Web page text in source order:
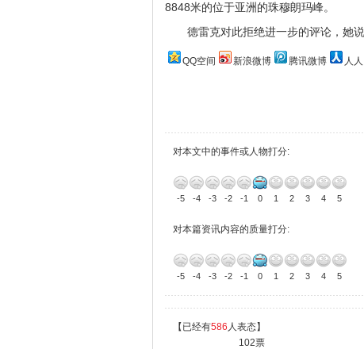
8848米的位于亚洲的珠穆朗玛峰。
德雷克对此拒绝进一步的评论，她
QQ空间 新浪微博 腾讯微博 人
对本文中的事件或人物打分:
-5 -4 -3 -2 -1 0 1 2 3 4 5
对本篇资讯内容的质量打分:
-5 -4 -3 -2 -1 0 1 2 3 4 5
【已经有586 人表态】
102票